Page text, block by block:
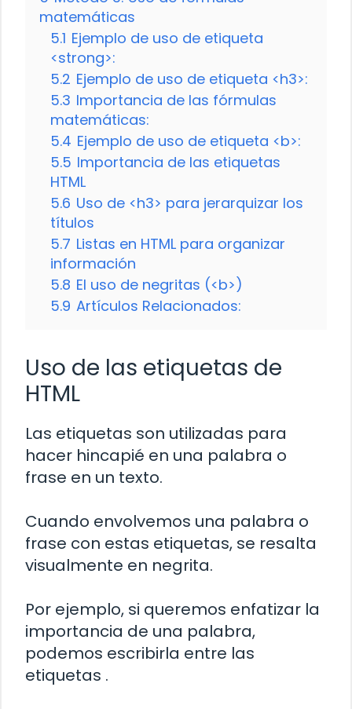
matemáticas
5.1 Ejemplo de uso de etiqueta
<strong>:
5.2 Ejemplo de uso de etiqueta <h3>:
5.3 Importancia de las fórmulas
matemáticas:
5.4 Ejemplo de uso de etiqueta <b>:
5.5 Importancia de las etiquetas
HTML
5.6 Uso de <h3> para jerarquizar los
títulos
5.7 Listas en HTML para organizar
información
5.8 El uso de negritas (<b>)
5.9 Artículos Relacionados:
Uso de las etiquetas de
HTML
Las etiquetas son utilizadas para
hacer hincapié en una palabra o
frase en un texto.
Cuando envolvemos una palabra o
frase con estas etiquetas, se resalta
visualmente en negrita.
Por ejemplo, si queremos enfatizar la
importancia de una palabra,
podemos escribirla entre las
etiquetas .